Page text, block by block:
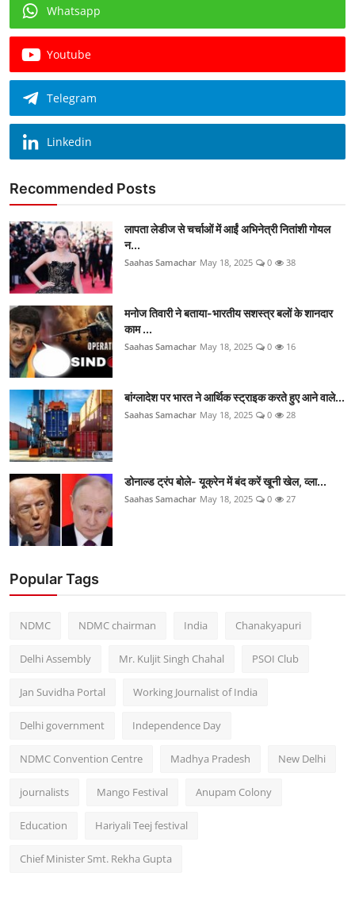
Whatsapp
Youtube
Telegram
Linkedin
Recommended Posts
लापता लेडीज से चर्चाओं में आईं अभिनेत्री नितांशी गोयल
न...
Saahas Samachar May 18, 2025 0 38
मनोज तिवारी ने बताया-भारतीय सशस्त्र बलों के शानदार
काम ...
Saahas Samachar May 18, 2025 0 16
बांग्लादेश पर भारत ने आर्थिक स्ट्राइक करते हुए आने वाले...
Saahas Samachar May 18, 2025 0 28
डोनाल्ड ट्रंप बोले- यूक्रेन में बंद करें खूनी खेल, व्ला...
Saahas Samachar May 18, 2025 0 27
Popular Tags
NDMC NDMC chairman India Chanakyapuri
Delhi Assembly Mr. Kuljit Singh Chahal PSOI Club
Jan Suvidha Portal Working Journalist of India
Delhi government Independence Day
NDMC Convention Centre Madhya Pradesh New Delhi
journalists Mango Festival Anupam Colony
Education Hariyali Teej festival
Chief Minister Smt. Rekha Gupta